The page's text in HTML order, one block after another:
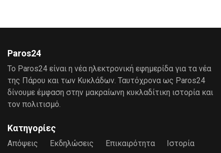
Paros24
Το Paros24 είναι η νέα ηλεκτρονική εφημερίδα για τα νέα
της Πάρου και των Κυκλάδων. Ταυτόχρονα ως Paros24
δίνουμε έμφαση στην μακραίωνη κυκλαδίτικη ιστορία και
τον πολιτισμό.
Κατηγορίες
Απόψεις Εκδηλώσεις Επικαιρότητα
Ιστορία